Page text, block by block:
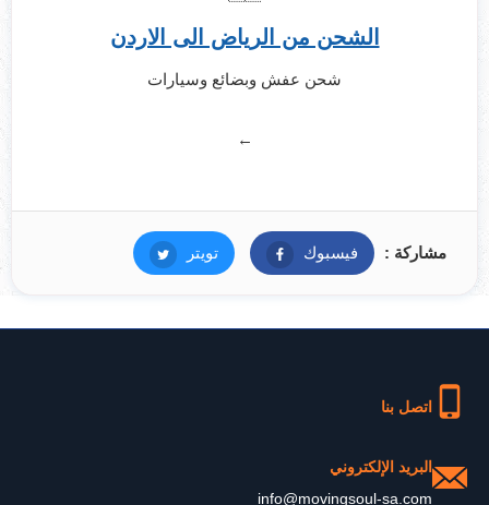
الشحن من الرياض الى الاردن
شحن عفش وبضائع وسيارات
←
مشاركة : فيسبوك فيسبوكتويتر تويتر
اتصل بنا
البريد الإلكتروني
info@movingsoul-sa.com